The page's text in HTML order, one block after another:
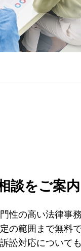
談をご案内
性の高い法律事
の範囲まで無料
訟対応について